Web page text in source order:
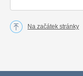
Na začátek stránky